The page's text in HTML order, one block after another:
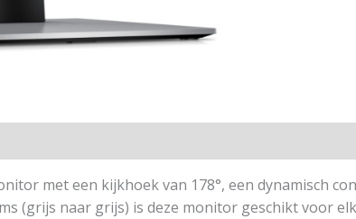
met een kijkhoek van 178°, een dynamisch
(grijs naar grijs) is deze monitor geschikt voor